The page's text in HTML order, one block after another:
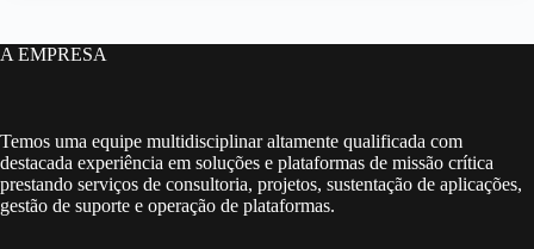
A EMPRESA
Temos uma equipe multidisciplinar altamente qualificada com
destacada experiência em soluções e plataformas de missão crítica
prestando serviços de consultoria, projetos, sustentação de aplicações,
gestão de suporte e operação de plataformas.